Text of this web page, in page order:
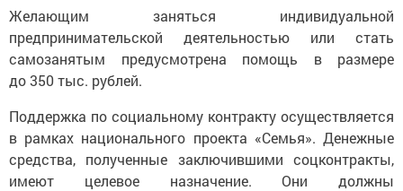
Желающим заняться индивидуальной
предпринимательской деятельностью или стать
самозанятым предусмотрена помощь в размере
до 350 тыс. рублей.
Поддержка по социальному контракту осуществляется
в рамках национального проекта «Семья». Денежные
средства, полученные заключившими соцконтракты,
имеют целевое назначение. Они должны